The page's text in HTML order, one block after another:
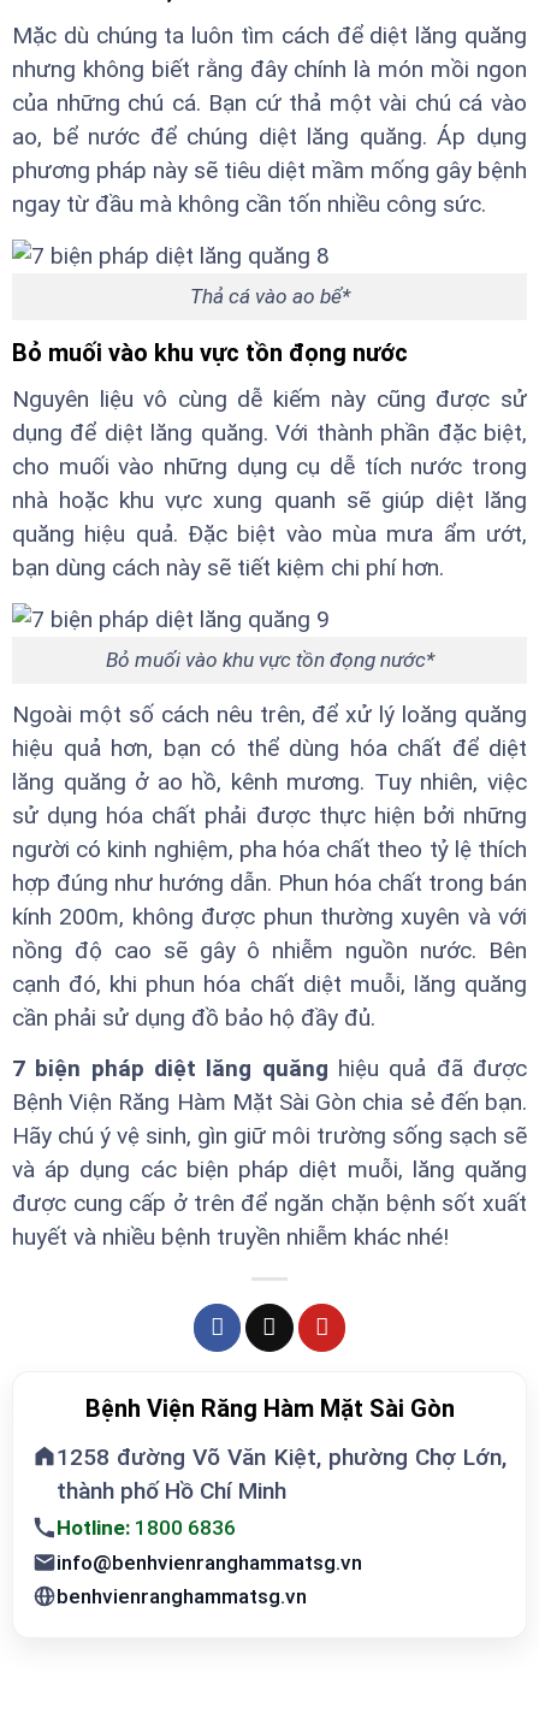
Mặc dù chúng ta luôn tìm cách để diệt lăng quăng
nhưng không biết rằng đây chính là món mồi ngon
của những chú cá. Bạn cứ thả một vài chú cá vào
ao, bể nước để chúng diệt lăng quăng. Áp dụng
phương pháp này sẽ tiêu diệt mầm mống gây bệnh
ngay từ đầu mà không cần tốn nhiều công sức.
Thả cá vào ao bể*
Bỏ muối vào khu vực tồn đọng nước
Nguyên liệu vô cùng dễ kiếm này cũng được sử
dụng để diệt lăng quăng. Với thành phần đặc biệt,
cho muối vào những dụng cụ dễ tích nước trong
nhà hoặc khu vực xung quanh sẽ giúp diệt lăng
quăng hiệu quả. Đặc biệt vào mùa mưa ẩm ướt,
bạn dùng cách này sẽ tiết kiệm chi phí hơn.
Bỏ muối vào khu vực tồn đọng nước*
Ngoài một số cách nêu trên, để xử lý loăng quăng
hiệu quả hơn, bạn có thể dùng hóa chất để diệt
lăng quăng ở ao hồ, kênh mương. Tuy nhiên, việc
sử dụng hóa chất phải được thực hiện bởi những
người có kinh nghiệm, pha hóa chất theo tỷ lệ thích
hợp đúng như hướng dẫn. Phun hóa chất trong bán
kính 200m, không được phun thường xuyên và với
nồng độ cao sẽ gây ô nhiễm nguồn nước. Bên
cạnh đó, khi phun hóa chất diệt muỗi, lăng quăng
cần phải sử dụng đồ bảo hộ đầy đủ.
7 biện pháp diệt lăng quăng hiệu quả đã được
Bệnh Viện Răng Hàm Mặt Sài Gòn chia sẻ đến bạn.
Hãy chú ý vệ sinh, gìn giữ môi trường sống sạch sẽ
và áp dụng các biện pháp diệt muỗi, lăng quăng
được cung cấp ở trên để ngăn chặn bệnh sốt xuất
huyết và nhiều bệnh truyền nhiễm khác nhé!
Bệnh Viện Răng Hàm Mặt Sài Gòn
1258 đường Võ Văn Kiệt, phường Chợ Lớn,
thành phố Hồ Chí Minh
Hotline: 1800 6836
info@benhvienranghammatsg.vn
benhvienranghammatsg.vn